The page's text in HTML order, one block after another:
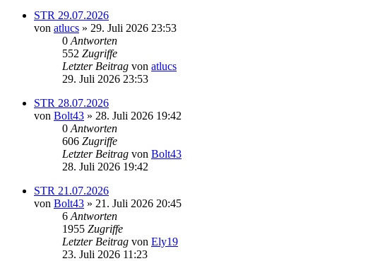
STR 29.07.2026
von atlucs » 29. Juli 2026 23:53
0 Antworten
552 Zugriffe
Letzter Beitrag von atlucs
29. Juli 2026 23:53
STR 28.07.2026
von Bolt43 » 28. Juli 2026 19:42
0 Antworten
606 Zugriffe
Letzter Beitrag von Bolt43
28. Juli 2026 19:42
STR 21.07.2026
von Bolt43 » 21. Juli 2026 20:45
6 Antworten
1955 Zugriffe
Letzter Beitrag von Ely19
23. Juli 2026 11:23